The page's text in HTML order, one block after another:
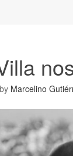
by Marcelino